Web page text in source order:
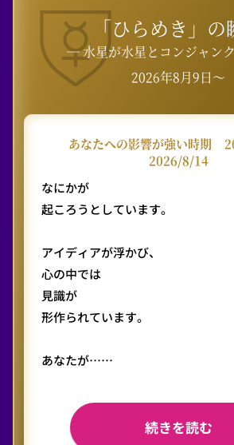
「ひらめき」の
― 水星が水星とコンジャン
2026年8月9日〜
あなたへの影響が強い時期
2026/8/14
なにかが
起ころうとしています。
アイディアが浮かび、
心の中では
見識が
形作られています。
あなたが……
続きを読む